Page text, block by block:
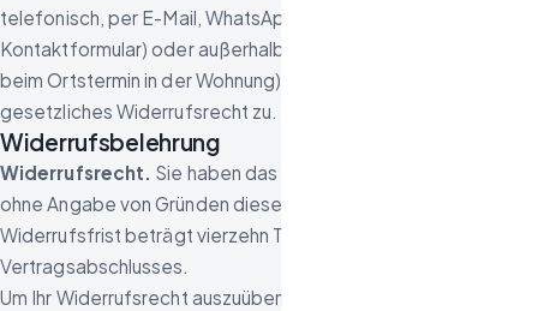
telefonisch, per E-Mail, WhatsApp oder über das
Kontaktformular) oder außerhalb von Geschäftsräumen (z. B.
beim Ortstermin in der Wohnung) geschlossen werden, ein
gesetzliches Widerrufsrecht zu.
Widerrufsbelehrung
Widerrufsrecht. Sie haben das Recht, binnen vierzehn Tagen
ohne Angabe von Gründen diesen Vertrag zu widerrufen. Die
Widerrufsfrist beträgt vierzehn Tage ab dem Tag des
Vertragsabschlusses.
Um Ihr Widerrufsrecht auszuüben, müssen Sie uns